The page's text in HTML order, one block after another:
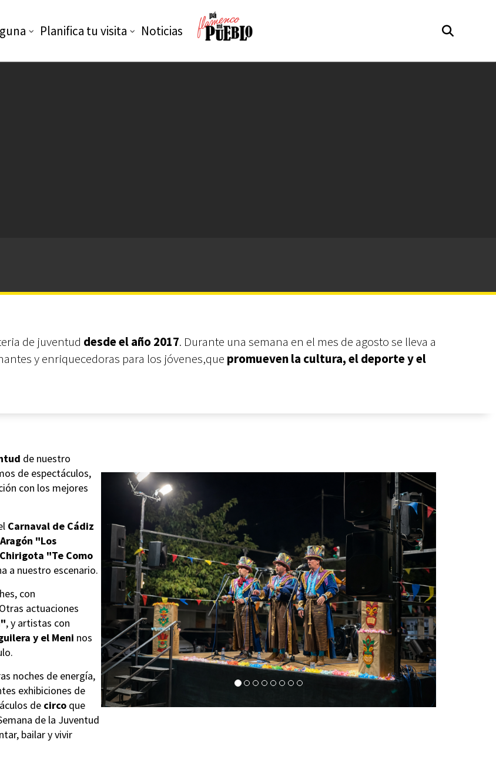
Planifica tu visita Noticias
de juventud desde el año 2017. Durante una semana en el mes de agosto se lleva a
y enriquecedoras para los jóvenes,que promueven la cultura, el deporte y el
de nuestro
de espectáculos,
con los mejores
Carnaval de Cádiz
"Los
Chirigota "Te Como
a nuestro escenario.
con
actuaciones
, y artistas con
y el Meni nos
noches de energía,
exhibiciones de
de circo que
de la Juventud
bailar y vivir